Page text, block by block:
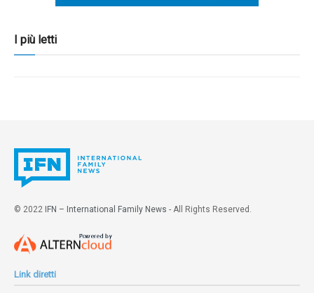
I più letti
© 2022 IFN – International Family News - All Rights Reserved.
Link diretti